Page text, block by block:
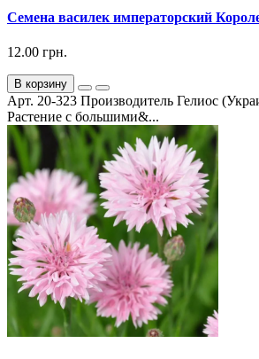
Семена василек императорский
12.00 грн.
В корзину
Арт. 20-323 Производитель Гелиос
Растение с большими&...